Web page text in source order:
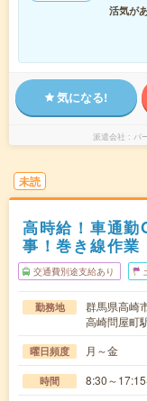
活気が
気になる!
派遣会社 パ
未読
高時給！車通
事！巻き線作業
交通費別途支給あり
勤務地
群馬県高崎
高崎問屋町
曜日頻度 月～金
時間 8:30～